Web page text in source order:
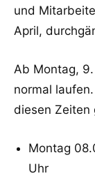
und
April,
Ab Montag,
normal
diesen Zeiten
Montag
Uhr